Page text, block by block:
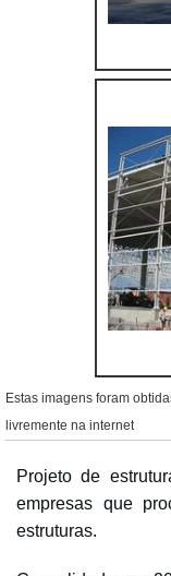
Estas imagens foram
livremente na internet
Projeto de
empresas que
estruturas.